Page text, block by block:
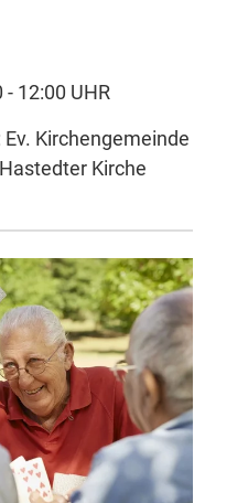
12:00 UHR
Kirchengemeinde
Kirche